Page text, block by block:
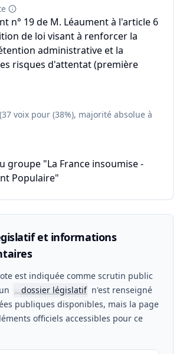
n° 19 de M. Léaument à l'article 6
de loi visant à renforcer la
administrative et la
risques d'attentat (première
(37 voix pour (38%), majorité absolue à
groupe "La France insoumise -
Populaire"
et informations
est indiquée comme scrutin public
📖dossier législatif n'est renseigné
publiques disponibles, mais la page
officiels accessibles pour ce